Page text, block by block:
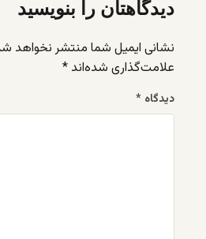
دیدگاهتان را بنویسید
نشانی ایمیل شما منتشر نخواهد
علامت‌گذاری شده‌اند *
دیدگاه *